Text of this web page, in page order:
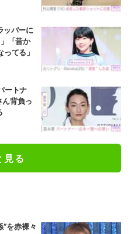
ッパーに
「昔か
てる」
ートナ
ん背負っ
見る
を赤裸々